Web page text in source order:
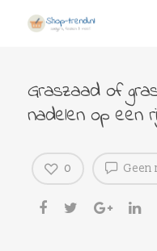
Graszaad of
nadelen op een
Geen
0